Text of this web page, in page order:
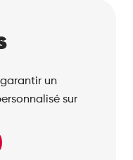
un
sur